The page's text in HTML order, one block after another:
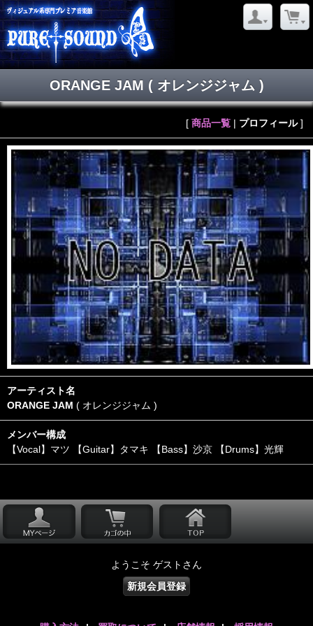
ORANGE JAM ( オレンジジャム )
[ 商品一覧 | プロフィール]
アーティスト名
ORANGE JAM ( オレンジジャム )
メンバー構成
【Vocal】マツ 【Guitar】タマキ 【Bass】沙京 【Drums】光輝
ようこそ ゲストさん
新規会員登録